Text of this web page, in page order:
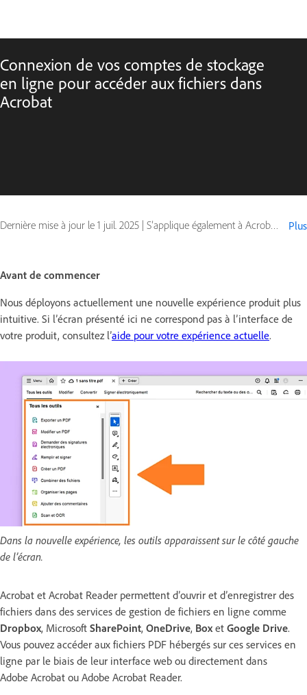
Connexion de vos comptes de stockage
en ligne pour accéder aux fichiers dans
Acrobat
Dernière mise à jour le 1 juil. 2025 | S’applique également à Acrobat Reader, Adobe Acrobat 2017, Adobe Acrobat 2020 Plus
Avant de commencer
Nous déployons actuellement une nouvelle expérience produit plus
intuitive. Si l’écran présenté ici ne correspond pas à l’interface de
votre produit, consultez l’aide pour votre expérience actuelle.
Dans la nouvelle expérience, les outils apparaissent sur le côté gauche
de l’écran.
Acrobat et Acrobat Reader permettent d’ouvrir et d’enregistrer des
fichiers dans des services de gestion de fichiers en ligne comme
Dropbox, Microsoft SharePoint, OneDrive, Box et Google Drive.
Vous pouvez accéder aux fichiers PDF hébergés sur ces services en
ligne par le biais de leur interface web ou directement dans
Adobe Acrobat ou Adobe Acrobat Reader.